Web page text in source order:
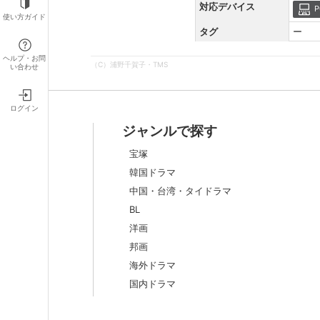
使い方ガイド
ヘルプ・お問
い合わせ
ログイン
対応デバイス
タグ ー
（C）浦野千賀子・TMS
ジャンルで探す
宝塚
韓国ドラマ
中国・台湾・タイドラマ
BL
洋画
邦画
海外ドラマ
国内ドラマ